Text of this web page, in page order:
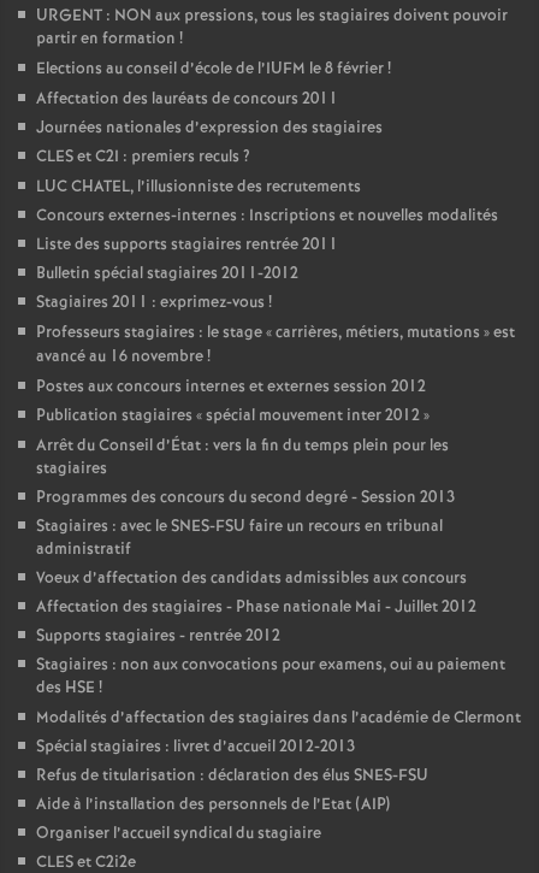
URGENT : NON aux pressions, tous les stagiaires doivent pouvoir
partir en formation !
Elections au conseil d’école de l’IUFM le 8 février!
Affectation des lauréats de concours 2011
Journées nationales d’expression des stagiaires
CLES et C2I : premiers reculs ?
LUC CHATEL, l’illusionniste des recrutements
Concours externes-internes : Inscriptions et nouvelles modalités
Liste des supports stagiaires rentrée 2011
Bulletin spécial stagiaires 2011-2012
Stagiaires 2011 : exprimez-vous !
Professeurs stagiaires : le stage «carrières, métiers, mutations » est
avancé au 16 novembre!
Postes aux concours internes et externes session 2012
Publication stagiaires «spécial mouvement inter 2012»
Arrêt du Conseil d’État : vers la fin du temps plein pour les
stagiaires
Programmes des concours du second degré - Session 2013
Stagiaires : avec le SNES-FSU faire un recours en tribunal
administratif
Voeux d’affectation des candidats admissibles aux concours
Affectation des stagiaires - Phase nationale Mai - Juillet 2012
Supports stagiaires - rentrée 2012
Stagiaires : non aux convocations pour examens, oui au paiement
des HSE !
Modalités d’affectation des stagiaires dans l’académie de Clermont
Spécial stagiaires : livret d’accueil 2012-2013
Refus de titularisation : déclaration des élus SNES-FSU
Aide à l’installation des personnels de l’Etat (AIP)
Organiser l’accueil syndical du stagiaire
CLES et C2i2e